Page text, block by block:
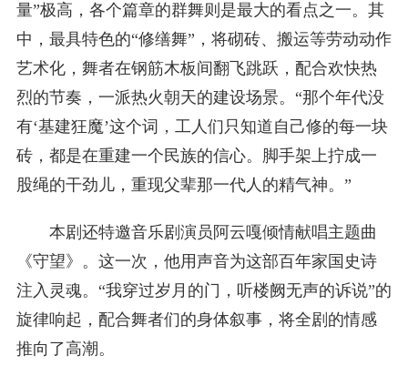
量”极高，各个篇章的群舞则是最大的看点之一。其
中，最具特色的“修缮舞”，将砌砖、搬运等劳动动作
艺术化，舞者在钢筋木板间翻飞跳跃，配合欢快热
烈的节奏，一派热火朝天的建设场景。“那个年代没
有‘基建狂魔’这个词，工人们只知道自己修的每一块
砖，都是在重建一个民族的信心。脚手架上拧成一
股绳的干劲儿，重现父辈那一代人的精气神。”
本剧还特邀音乐剧演员阿云嘎倾情献唱主题曲
《守望》。这一次，他用声音为这部百年家国史诗
注入灵魂。“我穿过岁月的门，听楼阙无声的诉说”的
旋律响起，配合舞者们的身体叙事，将全剧的情感
推向了高潮。